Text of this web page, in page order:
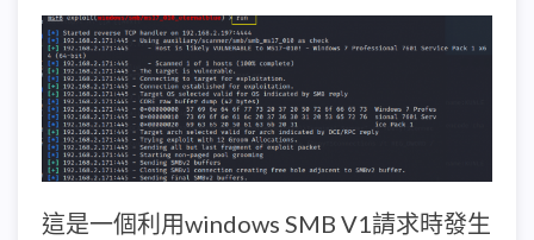
這是一個利用windows SMB V1請求時發生